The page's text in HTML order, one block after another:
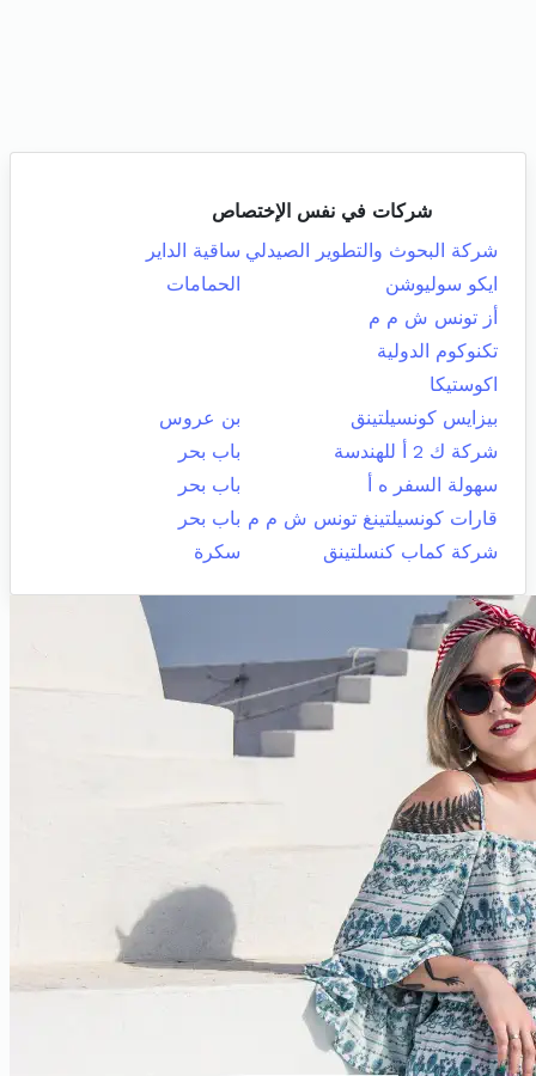
شركات في نفس الإختصاص
شركة البحوث والتطوير الصيدلي ساقية الداير
ايكو سوليوشن
الحمامات
أز تونس ش م م
تكنوكوم الدولية
اكوستيكا
بيزايس كونسيلتينق
بن عروس
شركة ك 2 أ للهندسة
باب بحر
سهولة السفر ه أ
باب بحر
قارات كونسيلتينغ تونس ش م م باب بحر
شركة كماب كنسلتينق
سكرة